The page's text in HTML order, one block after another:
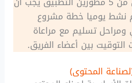
مستخدم نشط يوميا خطة مشروع
تسليم مع مراعاة
بين أعضاء الفريق.